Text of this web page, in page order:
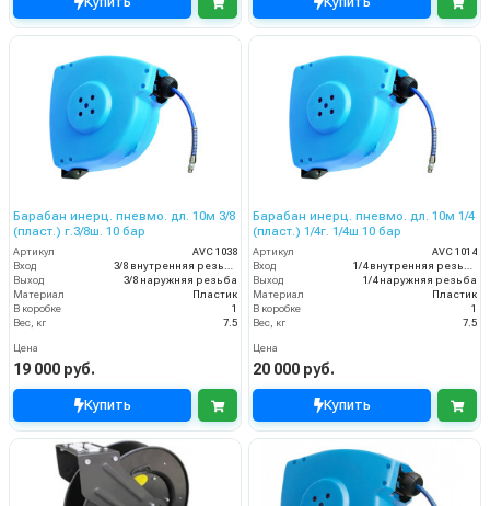
Барабан инерц. пневмо. дл. 10м 3/8
(пласт.) г.3/8ш. 10 бар
Артикул
AVC 1038
Вход
3/8 внутренняя резьба
Выход
3/8 наружняя резьба
Материал
Пластик
В коробке
1
Вес, кг
7.5
Цена
19 000 руб.
Купить
Барабан инерц. пневмо. дл. 10м 1/4
(пласт.) 1/4г. 1/4ш 10 бар
Артикул
AVC 1014
Вход
1/4 внутренняя резьба
Выход
1/4 наружняя резьба
Материал
Пластик
В коробке
1
Вес, кг
7.5
Цена
20 000 руб.
Купить